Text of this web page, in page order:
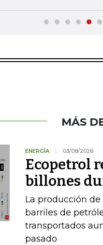
MÁS
ENERGÍA 03/08/2026
Ecopetrol
billones
La producción
barriles de
transportados
pasado